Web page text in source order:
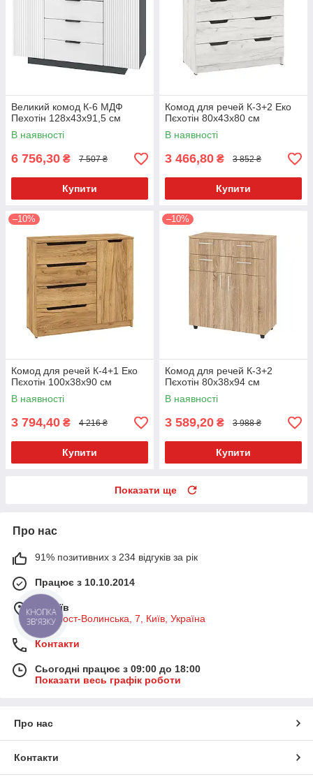
Великий комод К-6 МДФ
Пехотін 128х43х91,5 см
В наявності
6 756,30 ₴ 7 507 ₴
Купити
Комод для речей К-3+2 Еко
Пєхотін 80х43х80 см
В наявності
3 466,80 ₴ 3 852 ₴
Купити
–10%
Комод для речей К-4+1 Еко
Пєхотін 100х38х90 см
В наявності
3 794,40 ₴ 4 216 ₴
Купити
–10%
Комод для речей К-3+2
Пєхотін 80х38х94 см
В наявності
3 589,20 ₴ 3 988 ₴
Купити
Показати ще
Про нас
91% позитивних з 234 відгуків за рік
Працює з 10.10.2014
м. Київ
вул. Пост-Волинська, 7, Київ, Україна
Контакти
Сьогодні працює з 09:00 до 18:00
Показати весь графік роботи
Про нас
Контакти